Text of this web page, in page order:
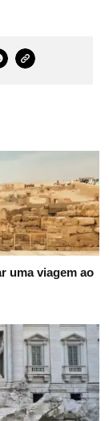
uma viagem ao